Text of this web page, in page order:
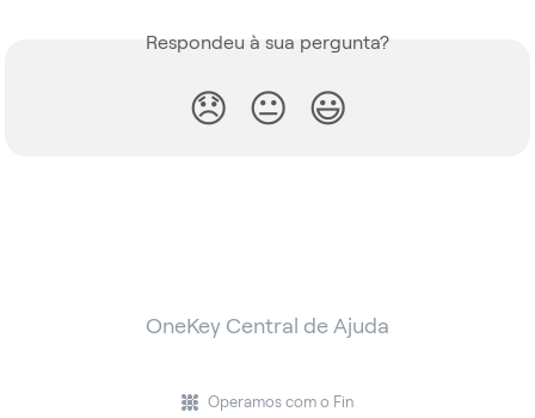
Respondeu à sua pergunta?
😞 😐 😃
OneKey Central de Ajuda
Operamos com o Fin